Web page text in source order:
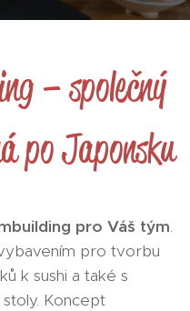
– společný
po Japonsku
pro Váš tým.
pro tvorbu
k sushi a také s
Koncept